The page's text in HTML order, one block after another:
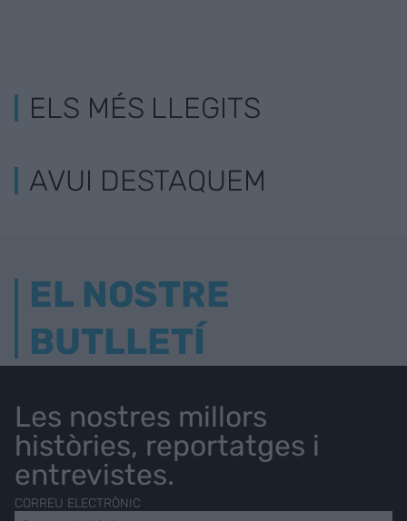
ELS MÉS LLEGITS
AVUI DESTAQUEM
EL NOSTRE
BUTLLETÍ
Les nostres millors
històries, reportatges i
entrevistes.
CORREU ELECTRÒNIC